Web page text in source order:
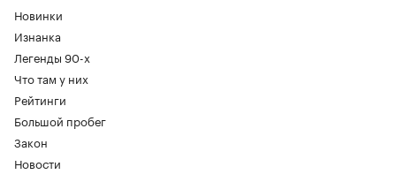
Новинки
Изнанка
Легенды 90-х
Что там у них
Рейтинги
Большой пробег
Закон
Новости